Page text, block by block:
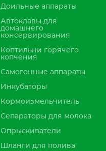
Доильные аппараты
Автоклавы для
домашнего
консервирования
Коптильни горячего
копчения
Самогонные аппараты
Инкубаторы
Кормоизмельчитель
Сепараторы для молока
Опрыскиватели
Шланги для полива